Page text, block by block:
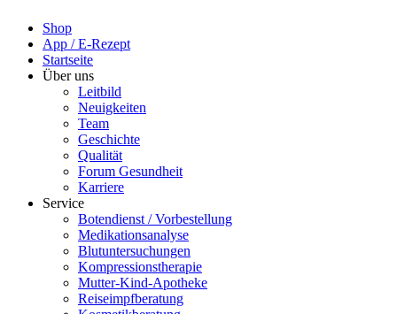
Shop
App / E-Rezept
Startseite
Über uns
Leitbild
Neuigkeiten
Team
Geschichte
Qualität
Forum Gesundheit
Karriere
Service
Botendienst / Vorbestellung
Medikationsanalyse
Blutuntersuchungen
Kompressionstherapie
Mutter-Kind-Apotheke
Reiseimpfberatung